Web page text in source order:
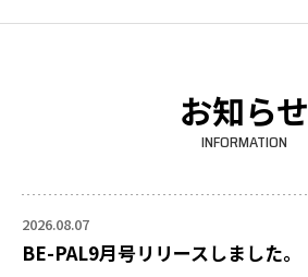
お知らせ
INFORMATION
2026.08.07
BE-PAL9月号リリースしました。